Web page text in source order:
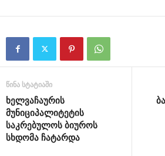
წინა სტატიაში
ხელვაჩაურის
მუნიციპალიტეტის
საკრებულოს ბიუროს
სხდომა ჩატარდა